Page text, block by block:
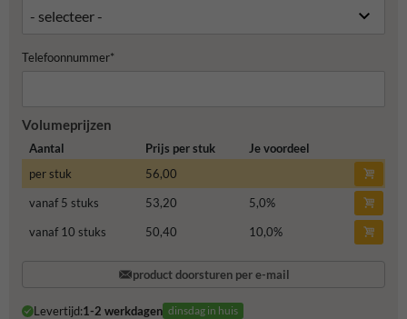
Telefoonnummer*
Volumeprijzen
Aantal Prijs per stuk
Je voordeel
per stuk
56,00
vanaf 5 stuks
53,20 5,0%
vanaf 10 stuks
50,40 10,0%
product doorsturen per e-mail
Levertijd:1-2 werkdagen dinsdag in huis